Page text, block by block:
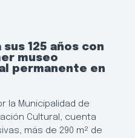
125 años con
museo
permanente en
la Municipalidad de
Cultural, cuenta
más de 290 m² de